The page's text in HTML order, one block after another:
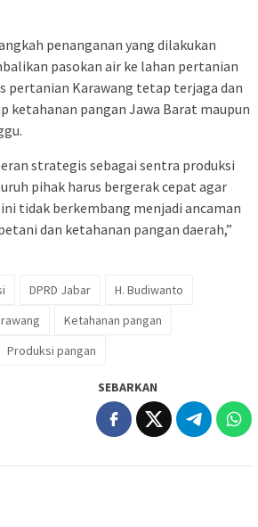
penanganan yang dilakukan
pasokan air ke lahan pertanian
pertanian Karawang tetap terjaga dan
ketahanan pangan Jawa Barat maupun
strategis sebagai sentra produksi
pihak harus bergerak cepat agar
tidak berkembang menjadi ancaman
dan ketahanan pangan daerah,”
DPRD Jabar
H. Budiwanto
Ketahanan pangan
Produksi pangan
SEBARKAN